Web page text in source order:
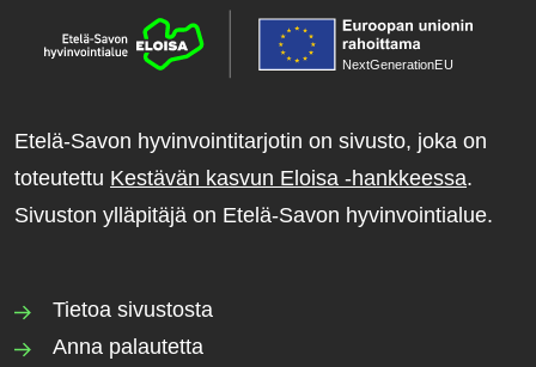
NextGenerationEU
Etelä-Savon hyvinvointitarjotin on sivusto, joka on
toteutettu Kestävän kasvun Eloisa -hankkeessa.
Sivuston ylläpitäjä on Etelä-Savon hyvinvointialue.
Tietoa sivustosta
Anna palautetta